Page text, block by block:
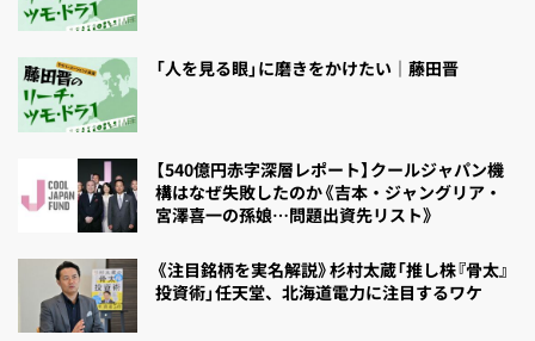
「人を見る眼」に磨きをかけたい｜藤田晋
【540億円赤字深層レポート】クールジャパン機
構はなぜ失敗したのか《吉本・ジャングリア・
宮澤喜一の孫娘…問題出資先リスト》
《注目銘柄を実名解説》杉村太蔵「推し株『骨太』
投資術」任天堂、北海道電力に注目するワケ